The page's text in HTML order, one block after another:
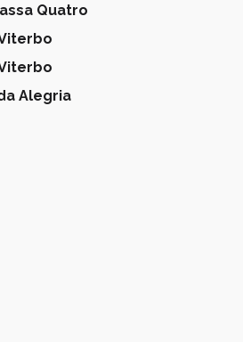
Quatro
Viterbo
Viterbo
Alegria